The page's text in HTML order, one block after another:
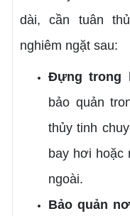
dài, cần tuân
nghiêm ngặt sau:
Đựng trong
bảo quản
thủy tinh
bay hơi hoặc
ngoài.
Bảo quản